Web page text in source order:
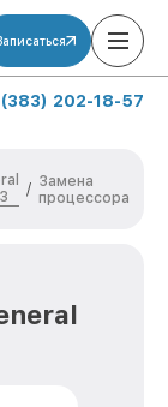
202-18-57
/ Замена
процессора